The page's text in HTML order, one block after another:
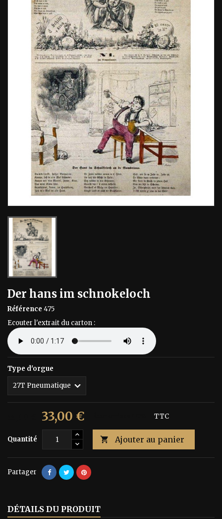
Der hans im schnokeloch
Référence 475
Ecouter l'extrait du carton :
Type d'orgue
33,00 € TTC
Quantité  Ajouter au panier
Partager
DÉTAILS DU PRODUIT